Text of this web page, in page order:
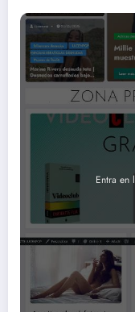
Entra en